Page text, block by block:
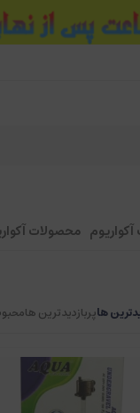
محصولات
هاپربازدیدترین ها